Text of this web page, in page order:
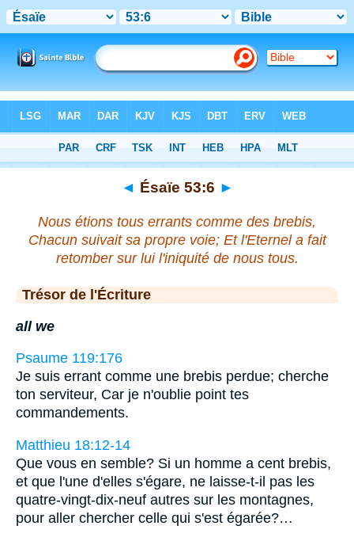
Chapitre 53> Verset 6
◄ Ésaïe 53:6 ►
Nous étions tous errants comme des brebis,
Chacun suivait sa propre voie; Et l'Eternel a fait
retomber sur lui l'iniquité de nous tous.
Trésor de l'Écriture
all we
Psaume 119:176
Je suis errant comme une brebis perdue; cherche
ton serviteur, Car je n'oublie point tes
commandements.
Matthieu 18:12-14
Que vous en semble? Si un homme a cent brebis,
et que l'une d'elles s'égare, ne laisse-t-il pas les
quatre-vingt-dix-neuf autres sur les montagnes,
pour aller chercher celle qui s'est égarée?…